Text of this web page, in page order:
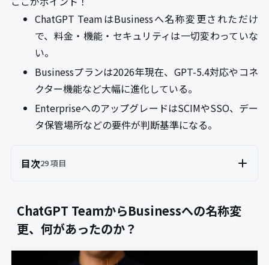
ChatGPT TeamはBusinessへ名称変更されただけ
で、料金・機能・セキュリティは一切変わっていな
い。
Businessプランは2026年現在、GPT-5.4対応やコネ
クター機能など大幅に進化している。
EnterpriseへのアップグレードはSCIMやSSO、デー
タ保管場所などの要件が判断基準になる。
目次29 項目
ChatGPT TeamからBusinessへの名称変
更、何があったのか？